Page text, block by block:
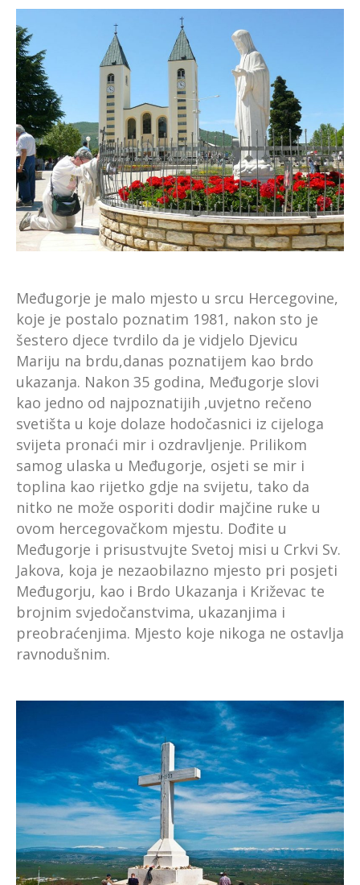
Međugorje je malo mjesto u srcu Hercegovine,
koje je postalo poznatim 1981, nakon sto je
šestero djece tvrdilo da je vidjelo Djevicu
Mariju na brdu,danas poznatijem kao brdo
ukazanja. Nakon 35 godina, Međugorje slovi
kao jedno od najpoznatijih ,uvjetno rečeno
svetišta u koje dolaze hodočasnici iz cijeloga
svijeta pronaći mir i ozdravljenje. Prilikom
samog ulaska u Međugorje, osjeti se mir i
toplina kao rijetko gdje na svijetu, tako da
nitko ne može osporiti dodir majčine ruke u
ovom hercegovačkom mjestu. Dođite u
Međugorje i prisustvujte Svetoj misi u Crkvi Sv.
Jakova, koja je nezaobilazno mjesto pri posjeti
Međugorju, kao i Brdo Ukazanja i Križevac te
brojnim svjedočanstvima, ukazanjima i
preobraćenjima. Mjesto koje nikoga ne ostavlja
ravnodušnim.